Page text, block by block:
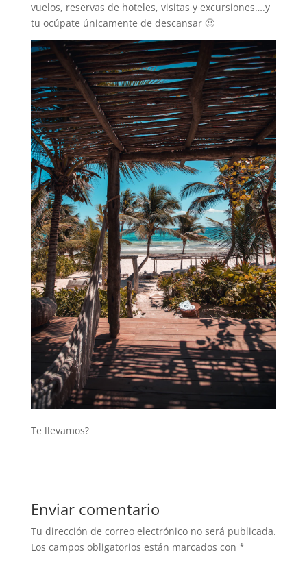
vuelos, reservas de hoteles, visitas y excursiones….y
tu ocúpate únicamente de descansar 🙂
Te llevamos?
Enviar comentario
Tu dirección de correo electrónico no será publicada.
Los campos obligatorios están marcados con *